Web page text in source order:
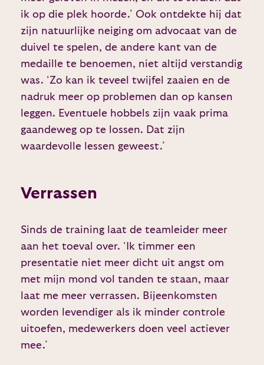
ik op die plek hoorde.’ Ook ontdekte hij dat
zijn natuurlijke neiging om advocaat van de
duivel te spelen, de andere kant van de
medaille te benoemen, niet altijd verstandig
was. ‘Zo kan ik teveel twijfel zaaien en de
nadruk meer op problemen dan op kansen
leggen. Eventuele hobbels zijn vaak prima
gaandeweg op te lossen. Dat zijn
waardevolle lessen geweest.’
Verrassen
Sinds de training laat de teamleider meer
aan het toeval over. ‘Ik timmer een
presentatie niet meer dicht uit angst om
met mijn mond vol tanden te staan, maar
laat me meer verrassen. Bijeenkomsten
worden levendiger als ik minder controle
uitoefen, medewerkers doen veel actiever
mee.’